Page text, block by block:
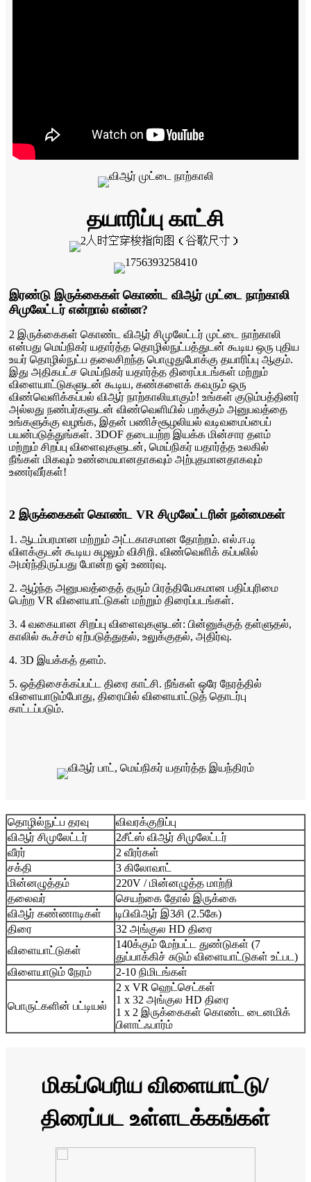
தயாரிப்பு காட்சி
இரண்டு இருக்கைகள் கொண்ட விஆர் முட்டை நாற்காலி
சிமுலேட்டர் என்றால் என்ன?
2 இருக்கைகள் கொண்ட விஆர் சிமுலேட்டர் முட்டை நாற்காலி
என்பது மெய்நிகர் யதார்த்த தொழில்நுட்பத்துடன் கூடிய ஒரு புதிய
உயர் தொழில்நுட்ப தலைசிறந்த பொழுதுபோக்கு தயாரிப்பு ஆகும்.
இது அதிகபட்ச மெய்நிகர் யதார்த்த திரைப்படங்கள் மற்றும்
விளையாட்டுகளுடன் கூடிய, கண்களைக் கவரும் ஒரு
விண்வெளிக்கப்பல் விஆர் நாற்காலியாகும்! உங்கள் குடும்பத்தினர்
அல்லது நண்பர்களுடன் விண்வெளியில் பறக்கும் அனுபவத்தை
உங்களுக்கு வழங்க, இதன் பணிச்சூழலியல் வடிவமைப்பைப்
பயன்படுத்துங்கள். 3DOF தடையற்ற இயக்க மின்சார தளம்
மற்றும் சிறப்பு விளைவுகளுடன், மெய்நிகர் யதார்த்த உலகில்
நீங்கள் மிகவும் உண்மையானதாகவும் அற்புதமானதாகவும்
உணர்வீர்கள்!
2 இருக்கைகள் கொண்ட VR சிமுலேட்டரின் நன்மைகள்
1. ஆடம்பரமான மற்றும் அட்டகாசமான தோற்றம். எல்.ஈ.டி
விளக்குடன் கூடிய சுழலும் விசிறி. விண்வெளிக் கப்பலில்
அமர்ந்திருப்பது போன்ற ஓர் உணர்வு.
2. ஆழ்ந்த அனுபவத்தைத் தரும் பிரத்தியேகமான பதிப்புரிமை
பெற்ற VR விளையாட்டுகள் மற்றும் திரைப்படங்கள்.
3. 4 வகையான சிறப்பு விளைவுகளுடன்: பின்னுக்குத் தள்ளுதல்,
காலில் கூச்சம் ஏற்படுத்துதல், உலுக்குதல், அதிர்வு.
4. 3D இயக்கத் தளம்.
5. ஒத்திசைக்கப்பட்ட திரை காட்சி. நீங்கள் ஒரே நேரத்தில்
விளையாடும்போது, ​​திரையில் விளையாட்டுத் தொடர்பு
காட்டப்படும்.
தொழில்நுட்ப தரவு
விவரக்குறிப்பு
விஆர் சிமுலேட்டர்
2சீட்ஸ் விஆர் சிமுலேட்டர்
வீரர்
2 வீரர்கள்
சக்தி
3 கிலோவாட்
மின்னழுத்தம்
220V / மின்னழுத்த மாற்றி
தலைவர்
செயற்கை தோல் இருக்கை
விஆர் கண்ணாடிகள்
டிபிவிஆர் இ3சி (2.5கே)
திரை
32 அங்குல HD திரை
விளையாட்டுகள்
140க்கும் மேற்பட்ட துண்டுகள் (7
துப்பாக்கிச் சுடும் விளையாட்டுகள் உட்பட)
விளையாடும் நேரம்
2-10 நிமிடங்கள்
பொருட்களின் பட்டியல்
2 x VR ஹெட்செட்கள்
1 x 32 அங்குல HD திரை
1 x 2 இருக்கைகள் கொண்ட டைனமிக்
பிளாட்ஃபார்ம்
மிகப்பெரிய விளையாட்டு/
திரைப்பட உள்ளடக்கங்கள்